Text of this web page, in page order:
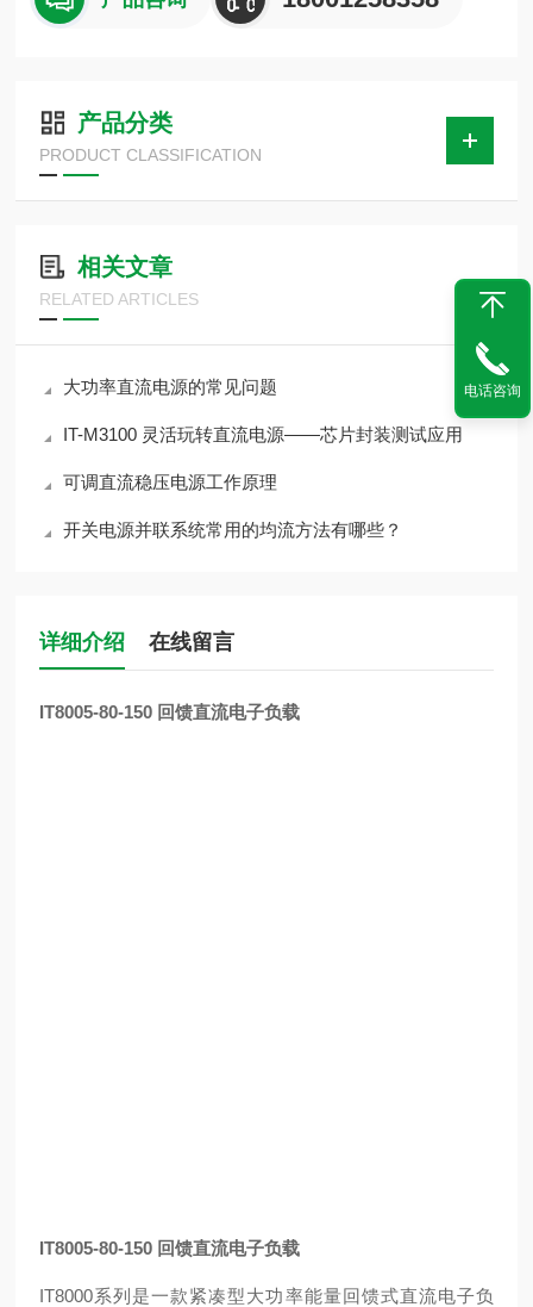
产品分类
PRODUCT CLASSIFICATION
相关文章
RELATED ARTICLES
大功率直流电源的常见问题
IT-M3100 灵活玩转直流电源——芯片封装测试应用
可调直流稳压电源工作原理
开关电源并联系统常用的均流方法有哪些？
详细介绍 在线留言
IT8005-80-150 回馈直流电子负载
IT8005-80-150 回馈直流电子负载
IT8000系列是一款紧凑型大功率能量回馈式直流电子负
电话咨询